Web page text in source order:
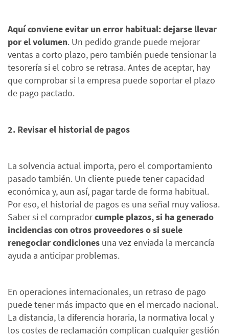
Aquí conviene evitar un error habitual: dejarse llevar
por el volumen. Un pedido grande puede mejorar
ventas a corto plazo, pero también puede tensionar la
tesorería si el cobro se retrasa. Antes de aceptar, hay
que comprobar si la empresa puede soportar el plazo
de pago pactado.
2. Revisar el historial de pagos
La solvencia actual importa, pero el comportamiento
pasado también. Un cliente puede tener capacidad
económica y, aun así, pagar tarde de forma habitual.
Por eso, el historial de pagos es una señal muy valiosa.
Saber si el compradorcumple plazos, si ha generado
incidencias con otros proveedores o si suele
renegociar condiciones una vez enviada la mercancía
ayuda a anticipar problemas.
En operaciones internacionales, un retraso de pago
puede tener más impacto que en el mercado nacional.
La distancia, la diferencia horaria, la normativa local y
los costes de reclamación complican cualquier gestión